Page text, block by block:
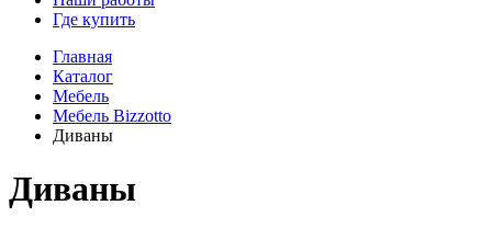
Где купить
Главная
Каталог
Мебель
Мебель Bizzotto
Диваны
Диваны